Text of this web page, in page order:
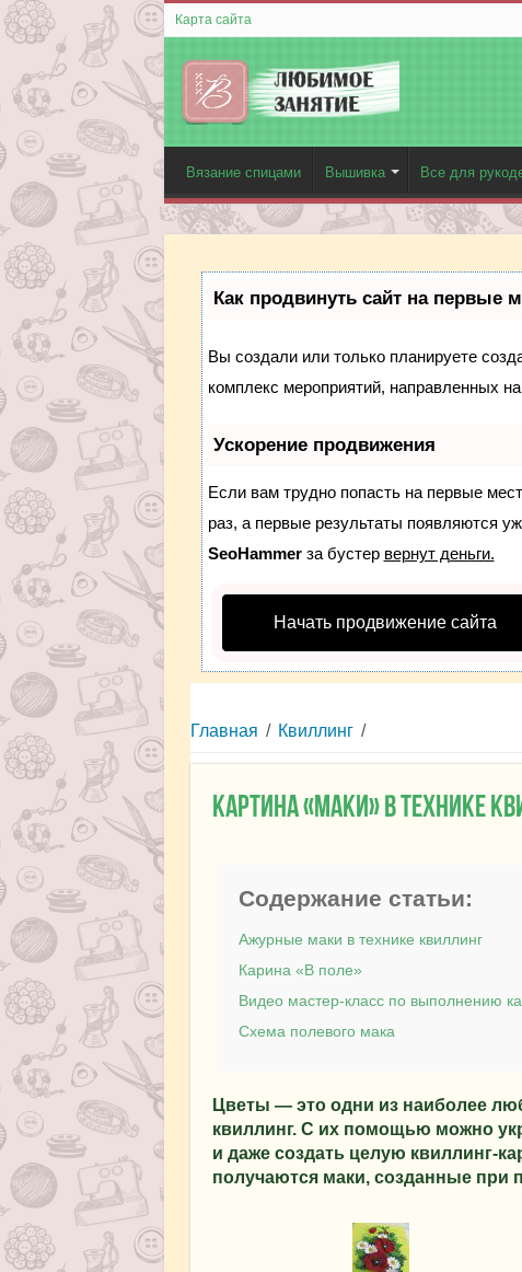
Карта сайта
Вязание спицами Вышивка Все для
Как продвинуть сайт на первые
Вы создали или только планируете
комплекс мероприятий, направленных
Ускорение продвижения
Если вам трудно попасть на первые
раз, а первые результаты появляются
SeoHammerза бустер вернут деньги.
Начать продвижение сайта
Главная / Квиллинг /
Картина «Маки» в технике
Содержание статьи:
Ажурные маки в технике квиллинг
Карина «В поле»
Видео мастер-класс по выполнению
Схема полевого мака
Цветы — это одни из наиболее
квиллинг. С их помощью можно
и даже создать целую квиллинг-
получаются маки, созданные при